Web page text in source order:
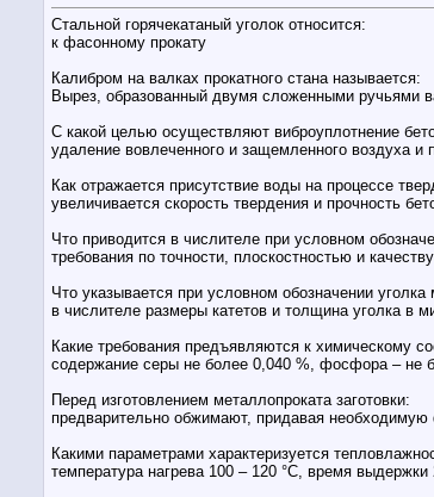
Стальной горячекатаный уголок относится:
к фасонному прокату
Калибром на валках прокатного стана называется:
Вырез, образованный двумя сложенными ручьями
С какой целью осуществляют виброуплотнение
удаление вовлеченного и защемленного воздуха и
Как отражается присутствие воды на процессе
увеличивается скорость твердения и прочность
Что приводится в числителе при условном
требования по точности, плоскостностью и
Что указывается при условном обозначении уголка
в числителе размеры катетов и толщина уголка в
Какие требования предъявляются к химическому
содержание серы не более 0,040 %, фосфора – не
Перед изготовлением металлопроката заготовки:
предварительно обжимают, придавая
Какими параметрами характеризуется
температура нагрева 100 – 120 °С, время выдержки